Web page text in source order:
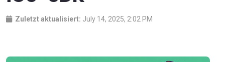
Zuletzt aktualisiert: July 14, 2025, 2:02 PM